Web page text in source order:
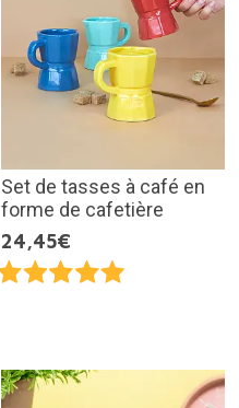
Set de tasses à café en
forme de cafetière
24,45€